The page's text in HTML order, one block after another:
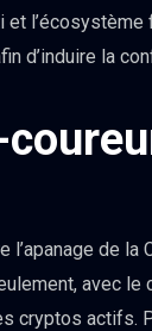
d’induire la
de
avec le
actifs.